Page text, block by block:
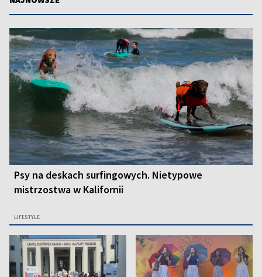
Psy na deskach surfingowych. Nietypowe
mistrzostwa w Kalifornii
LIFESTYLE